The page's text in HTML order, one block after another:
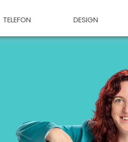
TELEFON DESIGN